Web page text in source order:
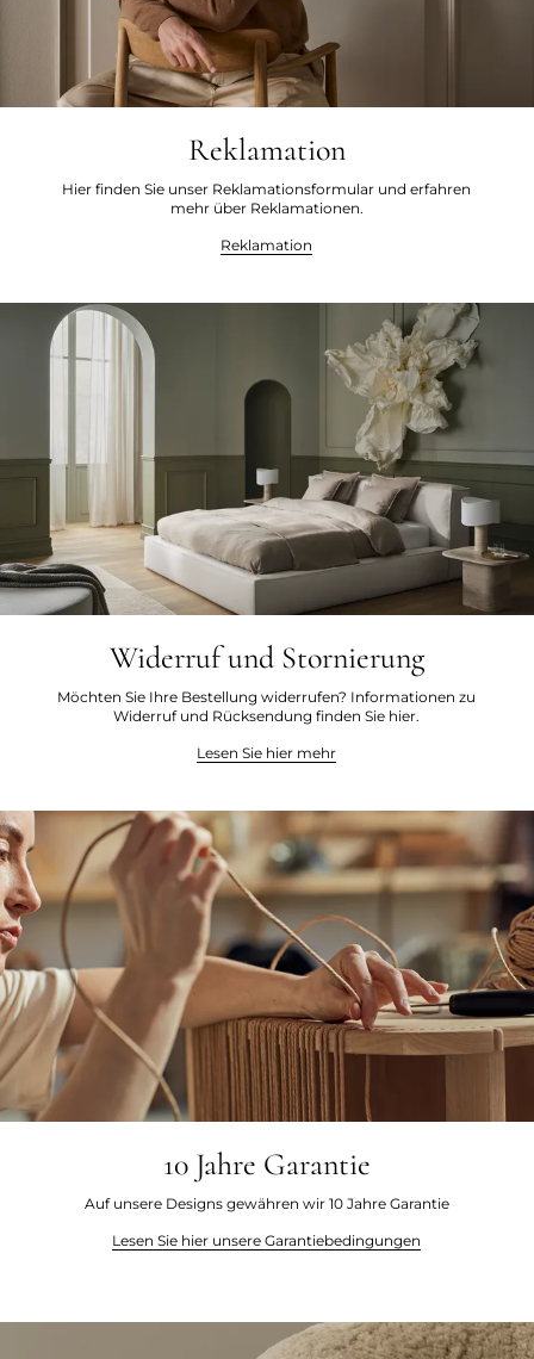
Reklamation
Hier finden Sie unser Reklamationsformular und erfahren
mehr über Reklamationen.
Reklamation
Widerruf und Stornierung
Möchten Sie Ihre Bestellung widerrufen? Informationen zu
Widerruf und Rücksendung finden Sie hier.
Lesen Sie hier mehr
10 Jahre Garantie
Auf unsere Designs gewähren wir 10 Jahre Garantie
Lesen Sie hier unsere Garantiebedingungen